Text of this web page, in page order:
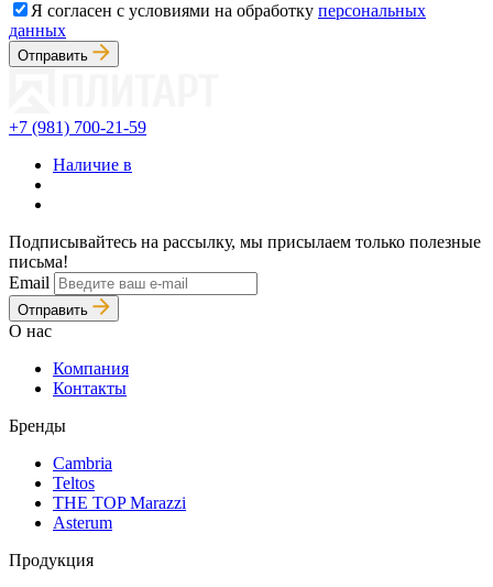
Я согласен с условиями на обработку персональных
данных
Отправить
+7 (981) 700-21-59
Наличие в
Подписывайтесь на рассылку, мы присылаем только полезные
письма!
Email
Отправить
О нас
Компания
Контакты
Бренды
Cambria
Teltos
THE TOP Marazzi
Asterum
Продукция